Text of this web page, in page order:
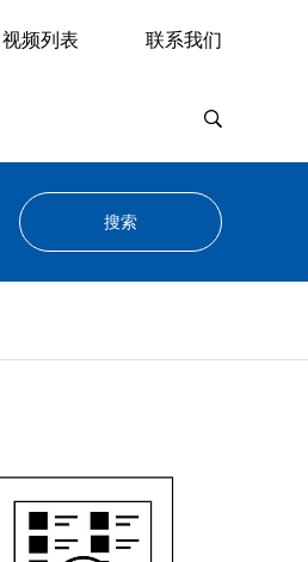
视频列表 联系我们